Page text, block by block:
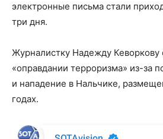
электронные письма стали
три дня.
Журналистку Надежду Кеворкову
«оправдании терроризма» из-за
и нападение в Нальчике,
годах.